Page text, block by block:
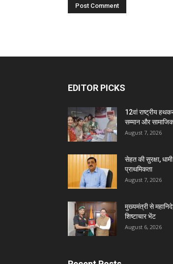
EDITOR PICKS
12वां राष्ट्रीय
सम्मान और
August 7, 2026
सेहत की सुरक्षा,
प्राथमिकता
August 7, 2026
मुख्यमंत्री से
शिष्टाचार भेंट
August 6, 2026